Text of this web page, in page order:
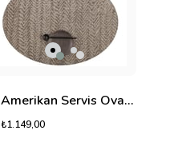
Amerikan Servis Oval Cosmos
₺1.149,00